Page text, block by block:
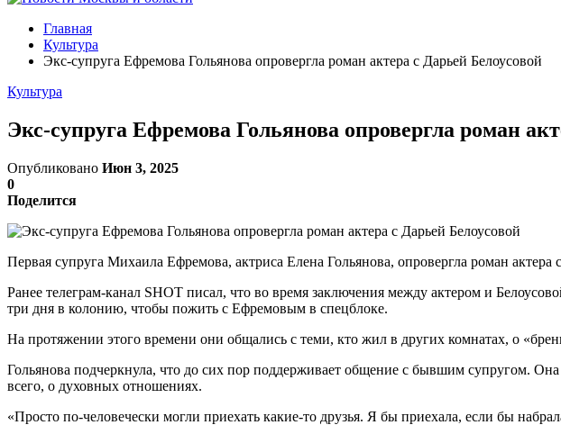
Главная
Культура
Экс-супруга Ефремова Гольянова опровергла роман актера с Дарьей Белоусовой
Культура
Экс-супруга Ефремова Гольянова опровергла роман
Опубликовано Июн 3, 2025
0
Поделится
Первая супруга Михаила Ефремова, актриса Елена Гольянова, опровергла роман
Ранее телеграм-канал SHOT писал, что во время заключения между актером и
три дня в колонию, чтобы пожить с Ефремовым в спецблоке.
На протяжении этого времени они общались с теми, кто жил в других комнатах, о
Гольянова подчеркнула, что до сих пор поддерживает общение с бывшим супругом.
всего, о духовных отношениях.
«Просто по-человечески могли приехать какие-то друзья. Я бы приехала, если бы